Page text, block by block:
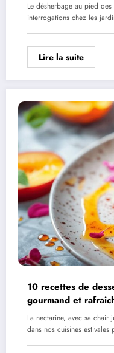
Le désherbage au pied
interrogations chez les
Lire la suite
10 recettes de
gourmand et
La nectarine, avec sa chair
dans nos cuisines